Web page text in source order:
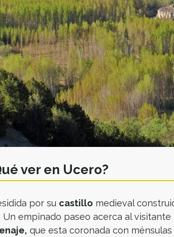
ver en Ucero?
por su castillo medieval
empinado paseo acerca al
que esta coronada con